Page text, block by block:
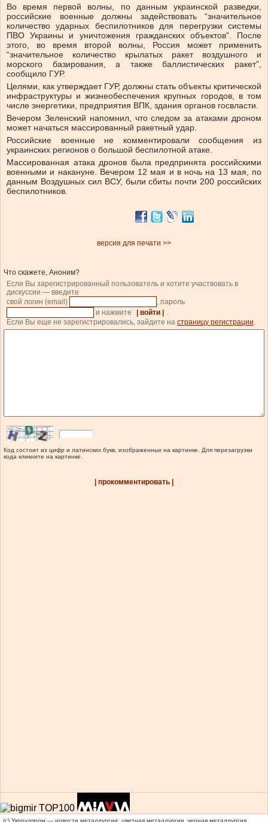
Во время первой волны, по данным украинской разведки,
российские военные должны задействовать “значительное
количество ударных беспилотников для перегрузки системы
ПВО Украины и уничтожения гражданских объектов”. После
этого, во время второй волны, Россия может применить
“значительное количество крылатых ракет воздушного и
морского базирования, а также баллистических ракет”,
сообщило ГУР.
Целями, как утверждает ГУР, должны стать объекты критической
инфраструктуры и жизнеобеспечения крупных городов, в том
числе энергетики, предприятия ВПК, здания органов госвласти.
Вечером Зеленский напомнил, что следом за атаками дроном
может начаться массированный ракетный удар.
Российские военные не комментировали сообщения из
украинских регионов о большой беспилотной атаке.
Массированная атака дронов была предпринята российскими
военными и накануне. Вечером 12 мая и в ночь на 13 мая, по
данным Воздушных сил ВСУ, были сбиты почти 200 российских
беспилотников.
версия для печати >>
Что скажете, Аноним?
Если Вы зарегистрированный пользователь и хотите участвовать в
дискуссии — введите
свой логин (email)
, пароль
и нажмите
| войти |
.
Если Вы еще не зарегистрировались, зайдите на страницу регистрации.
Код состоит из цифр и латинских букв, изображенных на картинке. Для перезагрузки
кода кликните на картинке.
| прокомментировать |
(c) Укррудпром — новости металлургии: цветная металлургия, черная металлургия,